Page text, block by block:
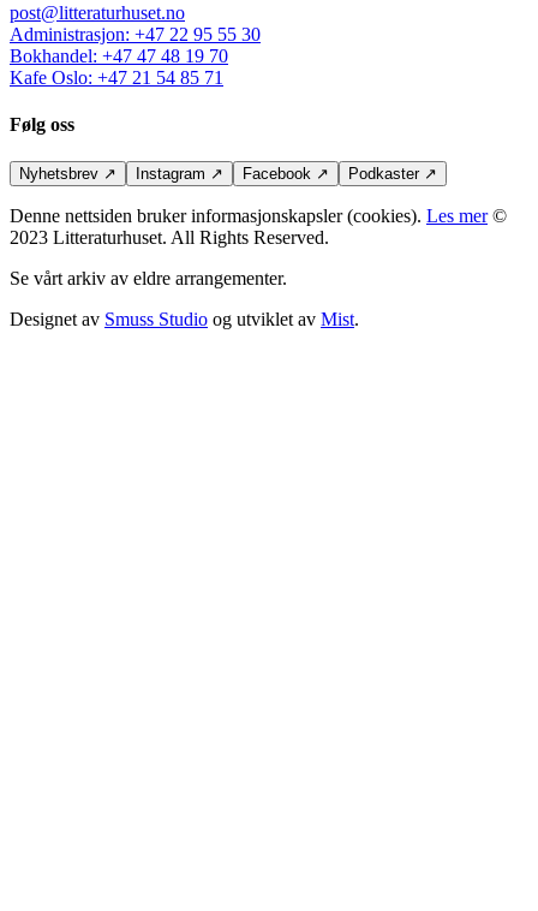
post@litteraturhuset.no
Administrasjon: +47 22 95 55 30
Bokhandel: +47 47 48 19 70
Kafe Oslo: +47 21 54 85 71
Følg oss
Nyhetsbrev ↗ Instagram ↗ Facebook ↗ Podkaster↗
Denne nettsiden bruker informasjonskapsler (cookies). Les mer©
2023 Litteraturhuset. All Rights Reserved.
Se vårt arkiv av eldre arrangementer.
Designet av Smuss Studio og utviklet av Mist.